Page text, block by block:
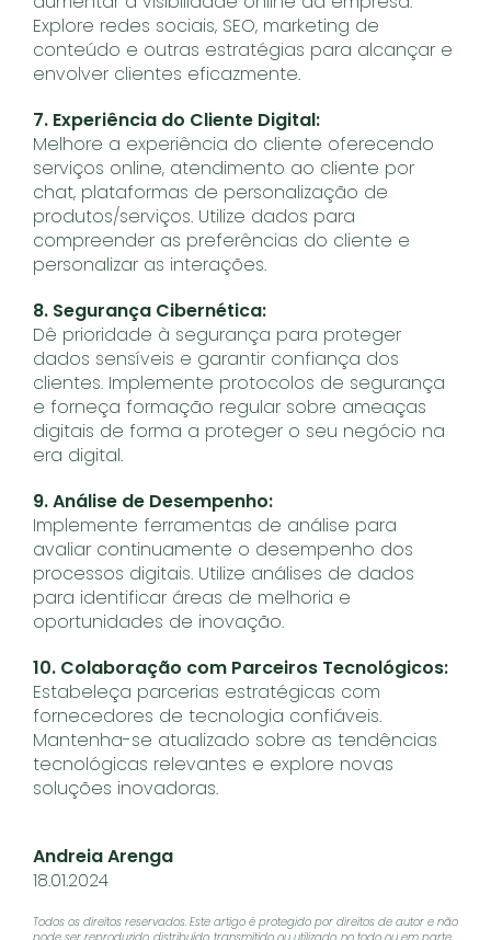
Explore redes sociais, SEO, marketing de
conteúdo e outras estratégias para alcançar e
envolver clientes eficazmente.
7. Experiência do Cliente Digital:
Melhore a experiência do cliente oferecendo
serviços online, atendimento ao cliente por
chat, plataformas de personalização de
produtos/serviços. Utilize dados para
compreender as preferências do cliente e
personalizar as interações.
8. Segurança Cibernética:
Dê prioridade à segurança para proteger
dados sensíveis e garantir confiança dos
clientes. Implemente protocolos de segurança
e forneça formação regular sobre ameaças
digitais de forma a proteger o seu negócio na
era digital.
9. Análise de Desempenho:
Implemente ferramentas de análise para
avaliar continuamente o desempenho dos
processos digitais. Utilize análises de dados
para identificar áreas de melhoria e
oportunidades de inovação.
10. Colaboração com Parceiros Tecnológicos:
Estabeleça parcerias estratégicas com
fornecedores de tecnologia confiáveis.
Mantenha-se atualizado sobre as tendências
tecnológicas relevantes e explore novas
soluções inovadoras.
Andreia Arenga
18.01.2024
Todos os direitos reservados. Este artigo é protegido por direitos de autor e não